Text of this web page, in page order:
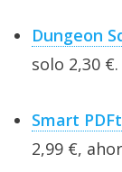
Dungeon
solo 2,30 €.
Smart
2,99 €,